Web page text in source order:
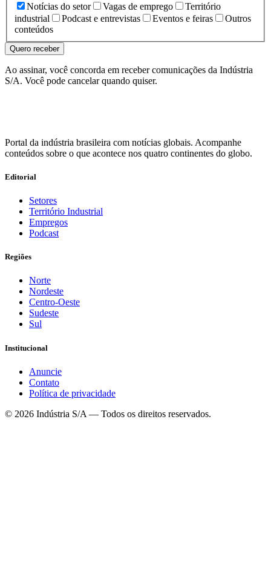
Notícias do setor
Vagas de emprego
Território
industrial
Podcast e entrevistas Eventos e feiras
Outros
conteúdos
Quero receber
Ao assinar, você concorda em receber comunicações da Indústria
S/A. Você pode cancelar quando quiser.
Portal da indústria brasileira com notícias globais. Acompanhe
conteúdos sobre o que acontece nos quatro continentes do globo.
Editorial
Setores
Território Industrial
Empregos
Podcast
Regiões
Norte
Nordeste
Centro-Oeste
Sudeste
Sul
Institucional
Anuncie
Contato
Política de privacidade
© 2026 Indústria S/A — Todos os direitos reservados.